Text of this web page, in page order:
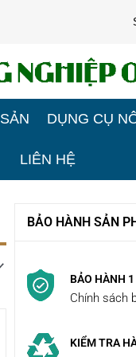
DỤNG CỤ
LIÊN HỆ
BẢO HÀNH SẢN
BẢO HÀNH
Chính sách
KIỂM TRA